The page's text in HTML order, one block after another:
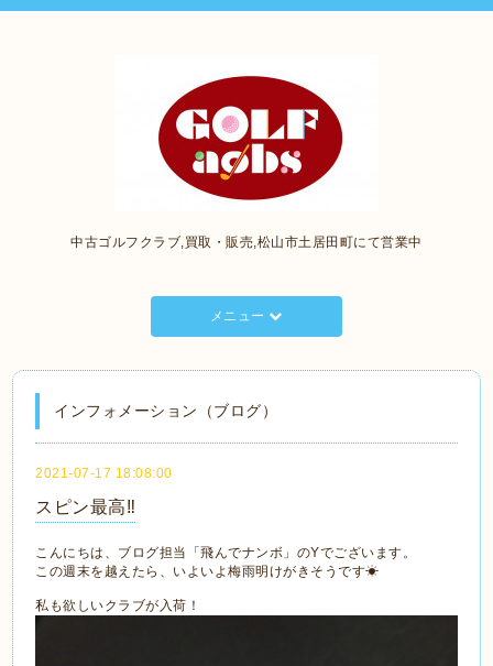
中古ゴルフクラブ,買取・販売,松山市土居田町にて営業中
メニュー
インフォメーション（ブログ）
2021-07-17 18:08:00
スピン最高‼
こんにちは、ブログ担当「飛んでナンボ」のYでございます。
この週末を越えたら、いよいよ梅雨明けがきそうです☀
私も欲しいクラブが入荷！